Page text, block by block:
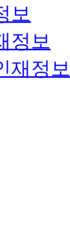
보
정보
재정보